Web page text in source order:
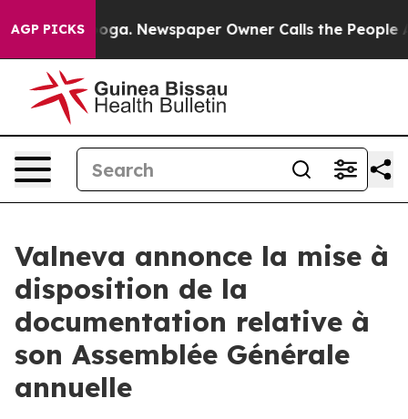
AGP PICKSNewspaper Owner Calls the People
Valneva annonce la mise à
disposition de la
documentation relative à
son Assemblée Générale
annuelle